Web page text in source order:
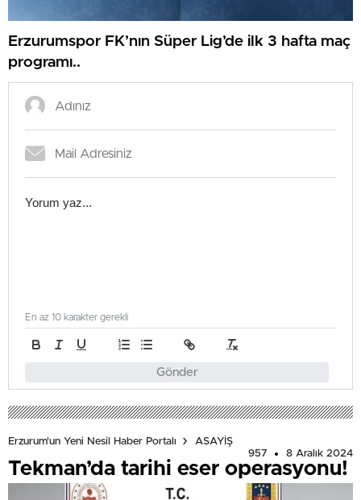
Erzurumspor FK’nın Süper Lig’de ilk 3 hafta maç
programı..
Gönder
En az 10 karakter gerekli
Erzurum'un Yeni Nesil Haber Portalı
ASAYİŞ
957
8 Aralık 2024
Tekman’da tarihi eser operasyonu!